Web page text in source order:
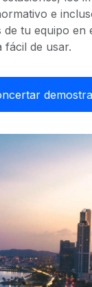
Record
todo el mundo sin
la normativa.
Remote
HH. en tus flujos
soporte del empleo
estatal de EE.
contratación en
de Remote
con otras empresas.
ágiles de RR. HH.
crecimiento.
con soluciones
del riesgo de
riesgo de
REMOTE
e
de tu equipo en
fácil de usar.